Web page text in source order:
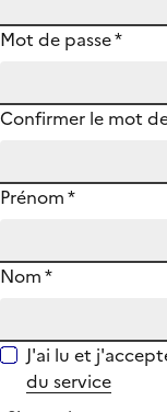
Mot de passe*
Confirmer le mot
Prénom*
Nom*
J'ai lu et
du service